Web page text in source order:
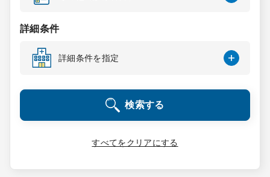
DtoDの転職・
コンサルタント
成功事例
転職ノウハウ
受付時間 9:00 ～ 18:00（平日）
詳細条件
詳細条件を指定
検索する
すべてをクリアにする